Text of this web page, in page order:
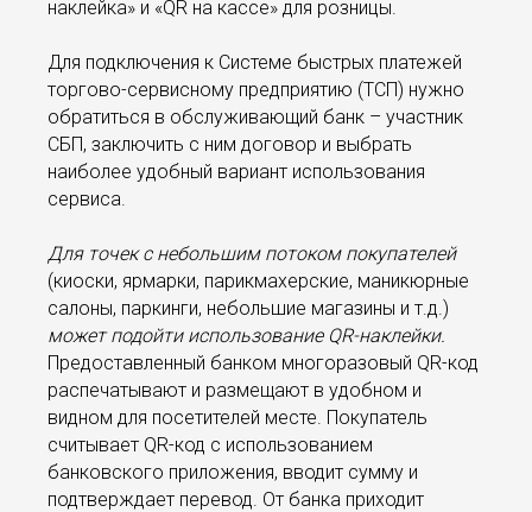
наклейка» и «QR на кассе» для розницы.
Для подключения к Системе быстрых платежей
торгово-сервисному предприятию (ТСП) нужно
обратиться в обслуживающий банк – участник
СБП, заключить с ним договор и выбрать
наиболее удобный вариант использования
сервиса.
Для точек с небольшим потоком покупателей
(киоски, ярмарки, парикмахерские, маникюрные
салоны, паркинги, небольшие магазины и т.д.)
может подойти использование QR-наклейки.
Предоставленный банком многоразовый QR-код
распечатывают и размещают в удобном и
видном для посетителей месте. Покупатель
считывает QR-код с использованием
банковского приложения, вводит сумму и
подтверждает перевод. От банка приходит